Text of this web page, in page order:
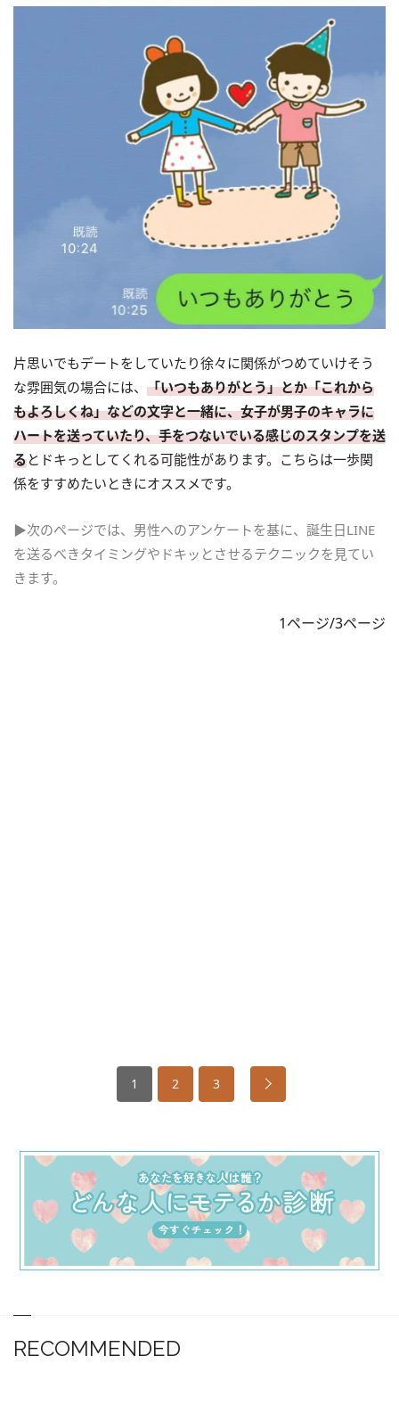
片思いでもデートをしていたり徐々に関係がつめていけそう
な雰囲気の場合には、 「いつもありがとう」とか「これから
もよろしくね」などの文字と一緒に、女子が男子のキャラに
ハートを送っていたり、手をつないでいる感じのスタンプを送
るとドキっとしてくれる可能性があります。こちらは一歩関
係をすすめたいときにオススメです。
▶次のページでは、男性へのアンケートを基に、誕生日LINE
を送るべきタイミングやドキッとさせるテクニックを見てい
きます。
1ページ/3ページ
1 2 3
RECOMMENDED